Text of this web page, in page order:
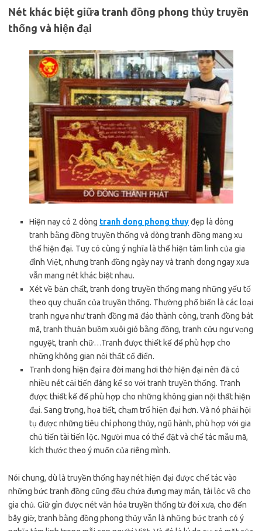
Nét khác biệt giữa tranh đồng phong thủy truyền
thống và hiện đại
Hiện nay có 2 dòng tranh dong phong thuyđẹp là dòng
tranh bằng đồng truyền thống và dòng tranh đồng mang xu
thế hiện đại. Tuy có cùng ý nghĩa là thể hiện tâm linh của gia
đình Việt, nhưng tranh đồng ngày nay và tranh dong ngay xưa
vẫn mang nét khác biệt nhau.
Xét về bản chất, tranh dong truyền thống mang những yếu tố
theo quy chuẩn của truyền thống. Thường phổ biến là các loại
tranh ngựa như tranh đồng mã đáo thành công, tranh đồng bát
mã, tranh thuận buồm xuôi gió bằng đồng, tranh cửu ngư vọng
nguyệt, tranh chữ…Tranh được thiết kế để phù hợp cho
những không gian nội thất cổ điển.
Tranh dong hiện đại ra đời mang hơi thở hiện đại nên đã có
nhiều nét cải tiến đáng kể so với tranh truyền thống. Tranh
được thiết kế để phù hợp cho những không gian nội thất hiện
đại. Sang trọng, họa tiết, chạm trổ hiện đại hơn. Và nó phải hội
tụ được những tiêu chí phong thủy, ngũ hành, phù hợp với gia
chủ tiến tài tiến lộc. Người mua có thể đặt và chế tác mẫu mã,
kích thước theo ý muốn của riêng mình.
Nói chung, dù là truyền thống hay nét hiện đại được chế tác vào
những bức tranh đồng cũng đều chứa đựng may mắn, tài lộc về cho
gia chủ. Giữ gìn được nét văn hóa truyền thống từ đời xưa, cho đến
bây giờ, tranh bằng đồng phong thủy vẫn là những bức tranh có ý